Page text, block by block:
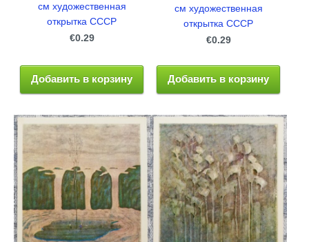
см художественная
открытка СССР
€0.29
Добавить в корзину
см художественная
открытка СССР
€0.29
Добавить в корзину